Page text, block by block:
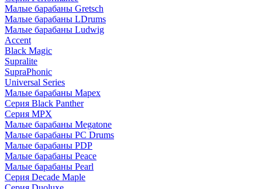
Малые барабаны Gretsch
Малые барабаны LDrums
Малые барабаны Ludwig
Accent
Black Magic
Supralite
SupraPhonic
Universal Series
Малые барабаны Mapex
Серия Black Panther
Серия MPX
Малые барабаны Megatone
Малые барабаны PC Drums
Малые барабаны PDP
Малые барабаны Peace
Малые барабаны Pearl
Серия Decade Maple